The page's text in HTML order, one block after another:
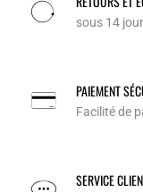
sous 14
PAIEMENT
Facilité de
SERVICE